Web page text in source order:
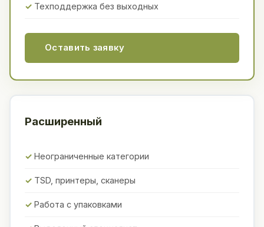
Техподдержка без выходных
Оставить заявку
Расширенный
Неограниченные категории
TSD, принтеры, сканеры
Работа с упаковками